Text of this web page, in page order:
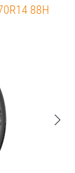
88H